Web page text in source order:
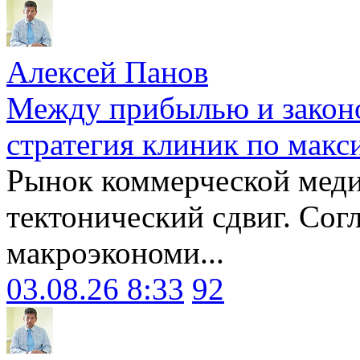
Алексей Панов
Между прибылью и
стратегия клиник по
Рынок коммерческой
тектонический сдвиг.
макроэкономи...
03.08.26 8:33 92